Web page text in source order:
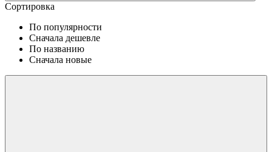
Сортировка
По популярности
Сначала дешевле
По названию
Сначала новые